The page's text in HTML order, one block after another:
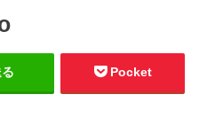
Pocket